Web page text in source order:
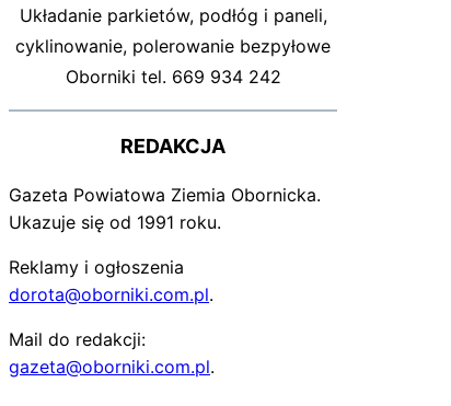
Układanie parkietów, podłóg i paneli,
cyklinowanie, polerowanie bezpyłowe
Oborniki tel. 669 934 242
REDAKCJA
Gazeta Powiatowa Ziemia Obornicka.
Ukazuje się od 1991 roku.
Reklamy i ogłoszenia
dorota@oborniki.com.pl.
Mail do redakcji:
gazeta@oborniki.com.pl.